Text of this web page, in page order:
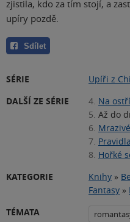
zjistila, kdo za tím stojí, a
upíry pozdě.
Sdílet
SÉRIE Upíři z
DALŠÍ ZE SÉRIE
4. Na
5. Až do
6.
7.
8. Hořké
KATEGORIE
Knihy »
Fantasy »
TÉMATA